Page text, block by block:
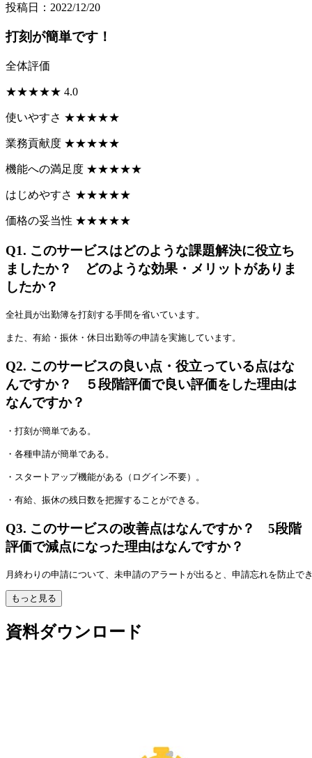
投稿日：2022/12/20
打刻が簡単です！
全体評価
★★★★★ 4.0
使いやすさ ★★★★★
業務貢献度 ★★★★★
機能への満足度 ★★★★★
はじめやすさ ★★★★★
価格の妥当性 ★★★★★
Q1. このサービスはどのような課題解決に役立ち
ましたか？ どのような効果・メリットがありま
したか？
全社員が出勤簿を打刻する手間を省いています。
また、有給・振休・休日出勤等の申請を実施しています。
Q2. このサービスの良い点・役立っている点はな
んですか？ ５段階評価で良い評価をした理由は
なんですか？
・打刻が簡単である。
・各種申請が簡単である。
・スタートアップ機能がある（ログイン不要）。
・有給、振休の残日数を把握することができる。
Q3. このサービスの改善点はなんですか？ 5段階
評価で減点になった理由はなんですか？
月終わりの申請について、未申請のアラートが出ると、申請忘れを防止で
もっと見る
資料ダウンロード